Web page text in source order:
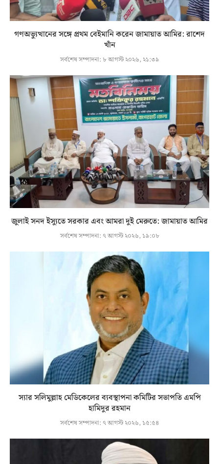
গণঅভ্যুত্থানের সঙ্গে প্রথম বেইমানি করেন জামায়াত আমির: রাশেদ
খাঁন
সর্বশেষ সম্পাদনা: ৮ আগস্ট ২০২৬, ২১:৩৯
জুলাই সনদ ইস্যুতে সরকার এবং আমরা দুই মেরুতে: জামায়াত আমির
সর্বশেষ সম্পাদনা: ৭ আগস্ট ২০২৬, ১৯:০৮
স্যার সলিমুল্লাহ মেডিকেলের ব্যবস্থাপনা কমিটির সভাপতি এমপি
হামিদুর রহমান
সর্বশেষ সম্পাদনা: ৭ আগস্ট ২০২৬, ১৫:৫৪